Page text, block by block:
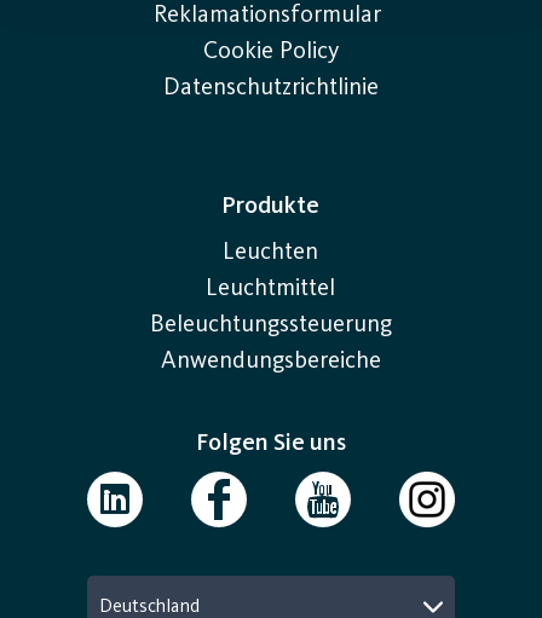
Reklamationsformular
Cookie Policy
Datenschutzrichtlinie
Produkte
Leuchten
Leuchtmittel
Beleuchtungssteuerung
Anwendungsbereiche
Folgen Sie uns
Deutschland